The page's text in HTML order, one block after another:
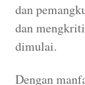
dan
dan
dimulai.
Dengan